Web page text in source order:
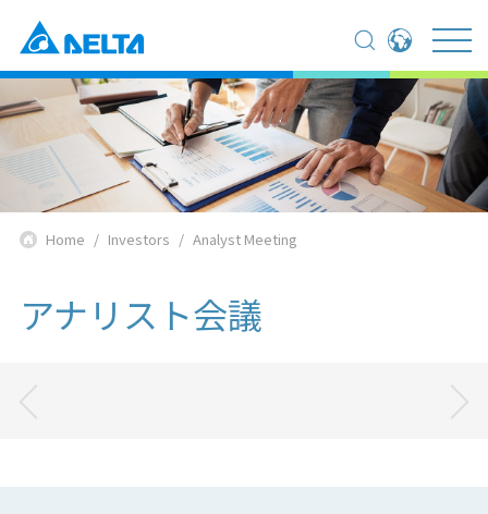
Global - English
Global - 繁體中文
Americas - English
Australia - English
China - 简体中文
EMEA - Deutsch
EMEA - Italiano
India - English
Home Investors Analyst Meeting
アナリスト会議